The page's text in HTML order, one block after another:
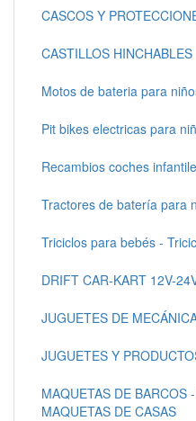
CASCOS Y
CASTILLOS HINCHABLES
Motos de bateria para
Pit bikes electricas para
Recambios coches
Tractores de batería para
Triciclos para bebés -
DRIFT CAR-KART 12V-
JUGUETES DE
JUGUETES Y
MAQUETAS DE BARCOS
MAQUETAS DE CASAS